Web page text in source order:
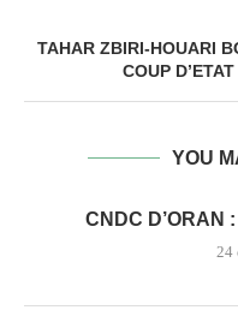
TAHAR ZBIRI-HOUARI
COUP
YOU
CNDC D’ORAN
24